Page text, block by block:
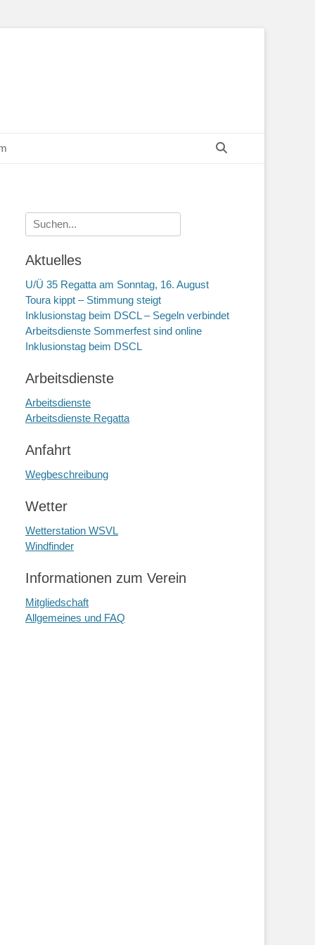
Suchen
nach:
Aktuelles
U/Ü 35 Regatta am Sonntag, 16. August
Toura kippt – Stimmung steigt
Inklusionstag beim DSCL – Segeln verbindet
Arbeitsdienste Sommerfest sind online
Inklusionstag beim DSCL
Arbeitsdienste
Arbeitsdienste
Arbeitsdienste Regatta
Anfahrt
Wegbeschreibung
Wetter
Wetterstation WSVL
Windfinder
Informationen zum Verein
Mitgliedschaft
Allgemeines und FAQ